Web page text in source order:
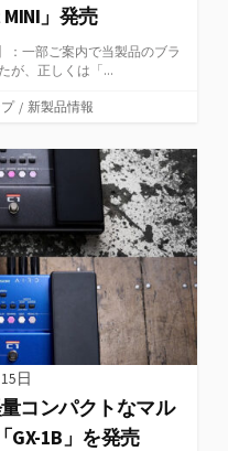
」発売
：一部ご案内で当製品のブラ
が、正しくは「...
/ 新製品情報
日
量コンパクトなマル
GX-1B」を発売